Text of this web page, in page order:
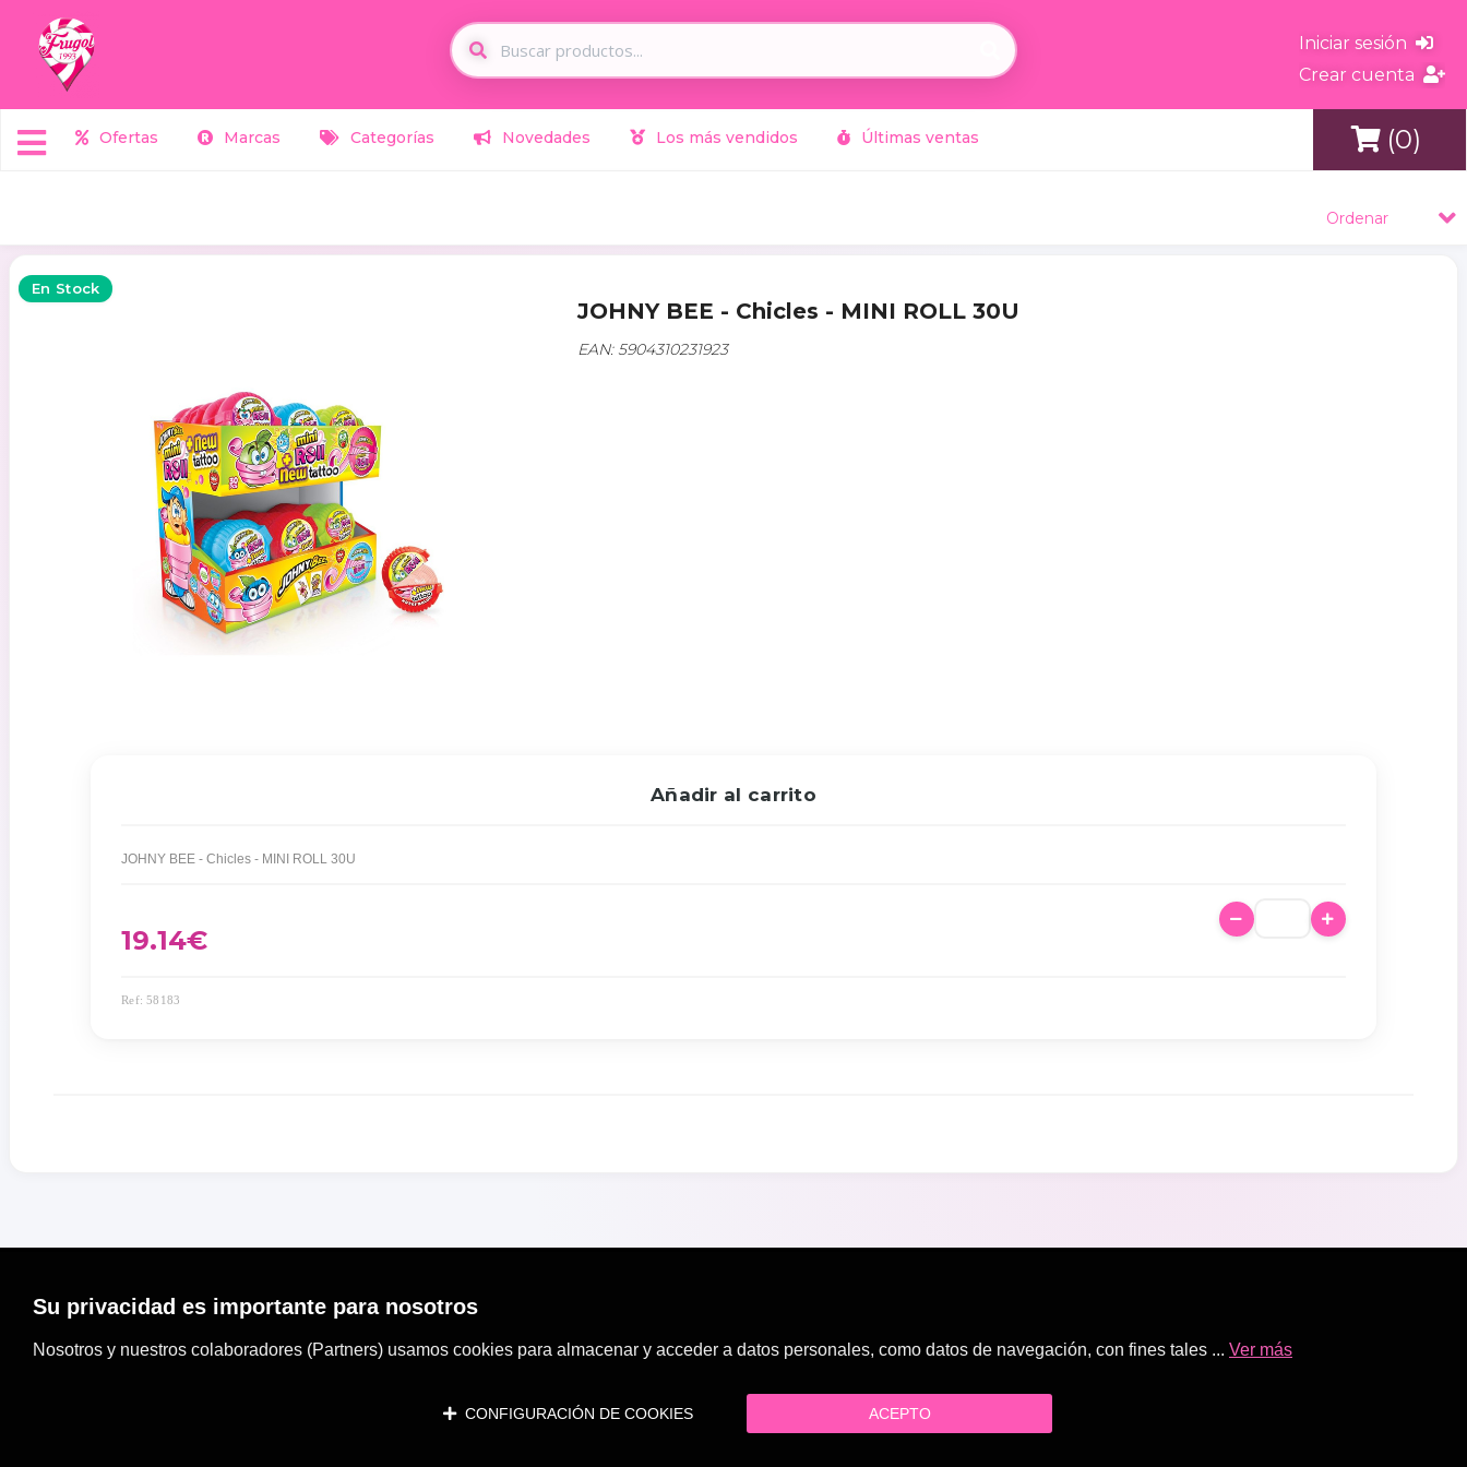
Iniciar sesión
Crear cuenta
Ofertas Marcas Categorías Novedades Los más vendidos Últimas ventas (0)
Ordenar
En Stock
JOHNY BEE - Chicles - MINI ROLL 30U
EAN: 5904310231923
Añadir al carrito
JOHNY BEE - Chicles - MINI ROLL 30U
19.14€
Ref: 58183
Su privacidad es importante para nosotros
Nosotros y nuestros colaboradores (Partners) usamos cookies para almacenar y acceder a datos personales, como datos de navegación, con fines tales ... Ver más
CONFIGURACIÓN DE COOKIES ACEPTO